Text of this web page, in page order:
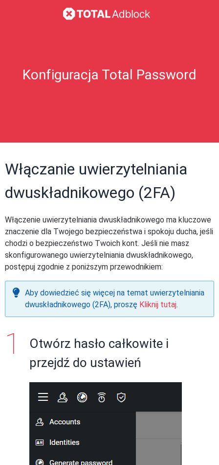
Konfiguracja Total Password
Włączanie uwierzytelniania
dwuskładnikowego (2FA)
Włączenie uwierzytelniania dwuskładnikowego ma kluczowe
znaczenie dla Twojego bezpieczeństwa i spokoju ducha, jeśli
chodzi o bezpieczeństwo Twoich kont. Jeśli nie masz
skonfigurowanego uwierzytelniania dwuskładnikowego,
postępuj zgodnie z poniższym przewodnikiem:
Aby dowiedzieć się więcej na temat uwierzytelniania
dwuskładnikowego (2FA), proszę Kliknij tutaj.
Otwórz hasło całkowite i
przejdź do ustawień